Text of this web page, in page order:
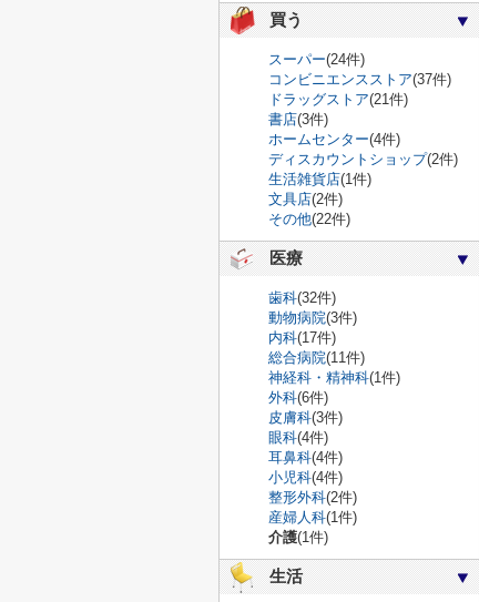
買う
スーパー(24件)
コンビニエンスストア(37件)
ドラッグストア(21件)
書店(3件)
ホームセンター(4件)
ディスカウントショップ(2件)
生活雑貨店(1件)
文具店(2件)
その他(22件)
医療
歯科(32件)
動物病院(3件)
内科(17件)
総合病院(11件)
神経科・精神科(1件)
外科(6件)
皮膚科(3件)
眼科(4件)
耳鼻科(4件)
小児科(4件)
整形外科(2件)
産婦人科(1件)
介護(1件)
生活